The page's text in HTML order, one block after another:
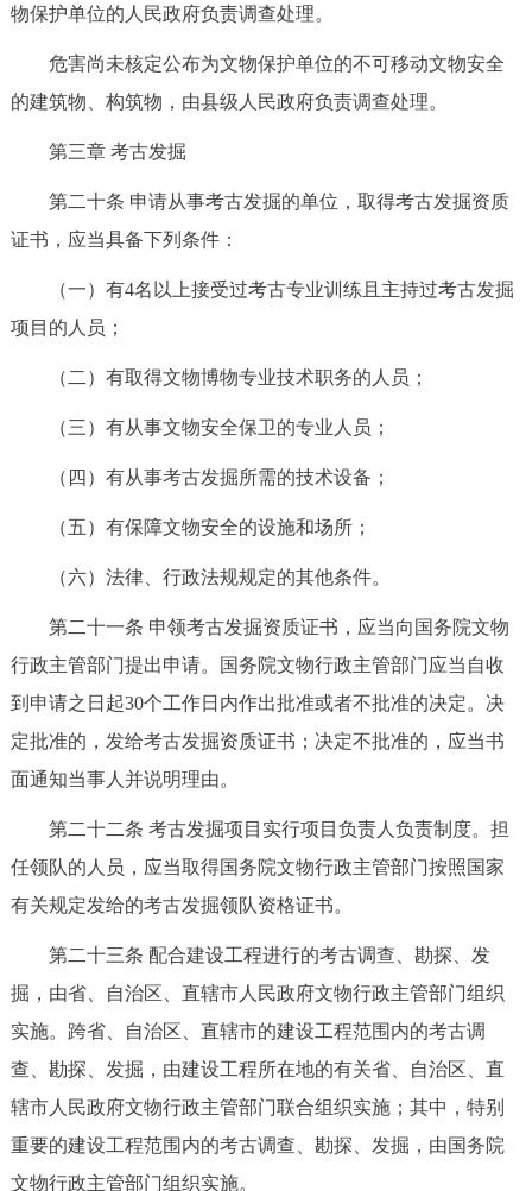
物保护单位的人民政府负责调查处理。
危害尚未核定公布为文物保护单位的不可移动文物安全
的建筑物、构筑物，由县级人民政府负责调查处理。
第三章 考古发掘
第二十条 申请从事考古发掘的单位，取得考古发掘资质
证书，应当具备下列条件：
（一）有4名以上接受过考古专业训练且主持过考古发掘
项目的人员；
（二）有取得文物博物专业技术职务的人员；
（三）有从事文物安全保卫的专业人员；
（四）有从事考古发掘所需的技术设备；
（五）有保障文物安全的设施和场所；
（六）法律、行政法规规定的其他条件。
第二十一条 申领考古发掘资质证书，应当向国务院文物
行政主管部门提出申请。国务院文物行政主管部门应当自收
到申请之日起30个工作日内作出批准或者不批准的决定。决
定批准的，发给考古发掘资质证书；决定不批准的，应当书
面通知当事人并说明理由。
第二十二条 考古发掘项目实行项目负责人负责制度。担
任领队的人员，应当取得国务院文物行政主管部门按照国家
有关规定发给的考古发掘领队资格证书。
第二十三条 配合建设工程进行的考古调查、勘探、发
掘，由省、自治区、直辖市人民政府文物行政主管部门组织
实施。跨省、自治区、直辖市的建设工程范围内的考古调
查、勘探、发掘，由建设工程所在地的有关省、自治区、直
辖市人民政府文物行政主管部门联合组织实施；其中，特别
重要的建设工程范围内的考古调查、勘探、发掘，由国务院
文物行政主管部门组织实施。